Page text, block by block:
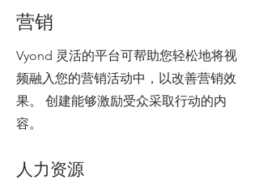
营销
Vyond 灵活的平台可帮助您轻松地将视
频融入您的营销活动中，以改善营销效
果。 创建能够激励受众采取行动的内
容。
人力资源